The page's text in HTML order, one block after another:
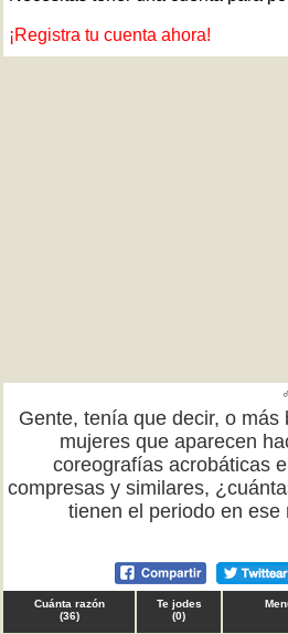
¡Registra tu cuenta ahora!
Gente, tenía que decir, o más
mujeres que aparecen
coreografías acrobáticas
compresas y similares,
tienen el periodo en ese
Cuánta razón
(36)
Te jodes
(0)